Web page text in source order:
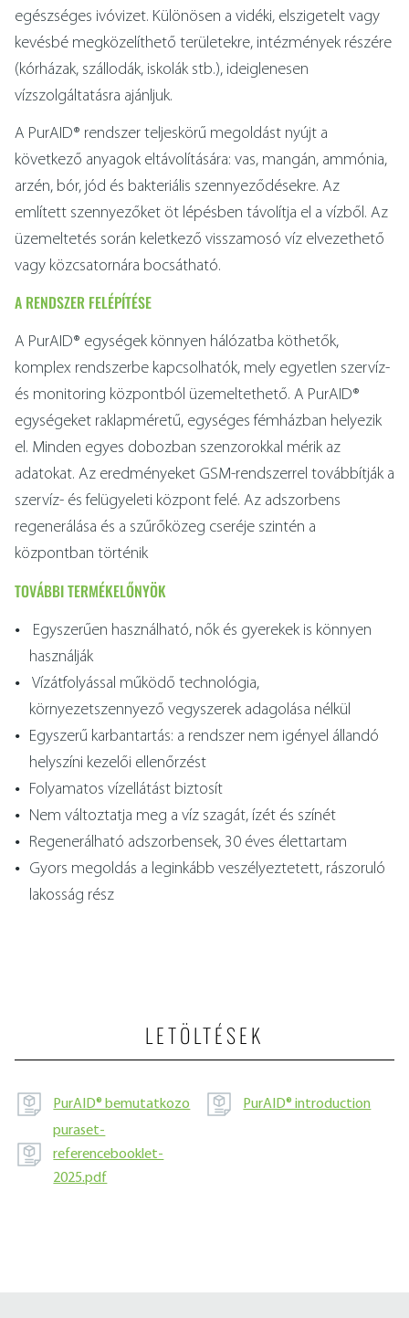
egészséges ivóvizet. Különösen a vidéki, elszigetelt vagy
kevésbé megközelíthető területekre, intézmények részére
(kórházak, szállodák, iskolák stb.), ideiglenesen
vízszolgáltatásra ajánljuk.
A PurAID® rendszer teljeskörű megoldást nyújt a
következő anyagok eltávolítására: vas, mangán, ammónia,
arzén, bór, jód és bakteriális szennyeződésekre. Az
említett szennyezőket öt lépésben távolítja el a vízből. Az
üzemeltetés során keletkező visszamosó víz elvezethető
vagy közcsatornára bocsátható.
A RENDSZER FELÉPÍTÉSE
A PurAID® egységek könnyen hálózatba köthetők,
komplex rendszerbe kapcsolhatók, mely egyetlen szervíz-
és monitoring központból üzemeltethető. A PurAID®
egységeket raklapméretű, egységes fémházban helyezik
el. Minden egyes dobozban szenzorokkal mérik az
adatokat. Az eredményeket GSM-rendszerrel továbbítják a
szervíz- és felügyeleti központ felé. Az adszorbens
regenerálása és a szűrőközeg cseréje szintén a
központban történik
TOVÁBBI TERMÉKELŐNYÖK
Egyszerűen használható, nők és gyerekek is könnyen
használják
Vízátfolyással működő technológia,
környezetszennyező vegyszerek adagolása nélkül
Egyszerű karbantartás: a rendszer nem igényel állandó
helyszíni kezelői ellenőrzést
Folyamatos vízellátást biztosít
Nem változtatja meg a víz szagát, ízét és színét
Regenerálható adszorbensek, 30 éves élettartam
Gyors megoldás a leginkább veszélyeztetett, rászoruló
lakosság rész
LETÖLTÉSEK
PurAID® bemutatkozo
PurAID® introduction
puraset-
referencebooklet-
2025.pdf